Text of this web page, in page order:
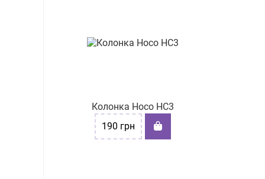
Колонка Hoco HC3
190 грн